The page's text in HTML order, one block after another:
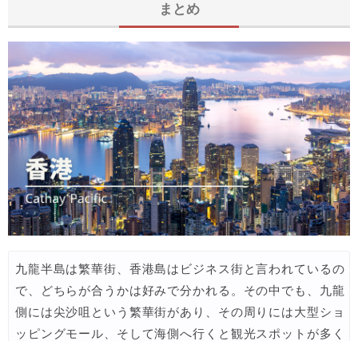
まとめ
九龍半島は繁華街、香港島はビジネス街と言われているの
で、どちらが合うかは好みで分かれる。その中でも、九龍
側には尖沙咀という繁華街があり、その周りには大型ショ
ッピングモール、そして海側へ行くと観光スポットが多く